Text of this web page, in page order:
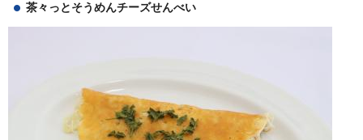
茶々っとそうめんチーズせんべい